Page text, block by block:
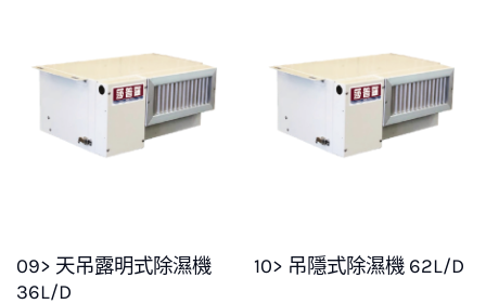
09> 天吊露明式除濕機
36L/D
10> 吊隱式除濕機 62L/D